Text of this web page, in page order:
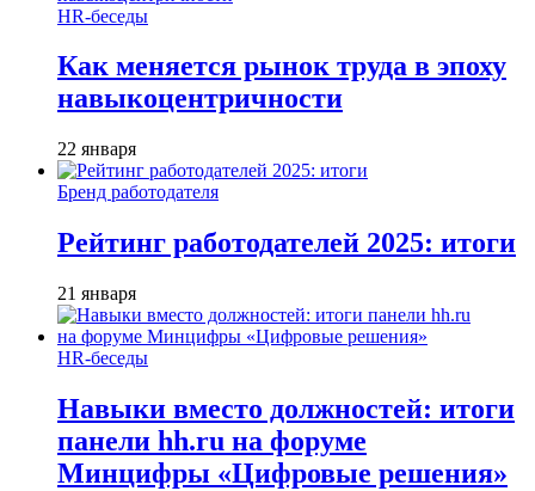
HR-беседы
Как меняется рынок труда в эпоху
навыкоцентричности
22 января
Бренд работодателя
Рейтинг работодателей 2025: итоги
21 января
HR-беседы
Навыки вместо должностей: итоги
панели hh.ru на форуме
Минцифры «Цифровые решения»